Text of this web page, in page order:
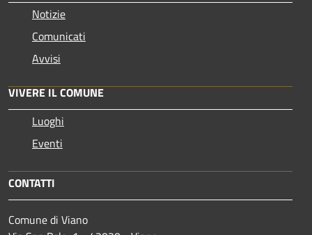
Notizie
Comunicati
Avvisi
VIVERE IL COMUNE
Luoghi
Eventi
CONTATTI
Comune di Viano